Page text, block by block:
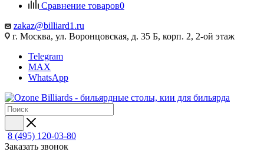
Сравнение товаров0
zakaz@billiard1.ru
г. Москва, ул. Воронцовская, д. 35 Б, корп. 2, 2-ой этаж
Telegram
MAX
WhatsApp
8 (495) 120-03-80
Заказать звонок